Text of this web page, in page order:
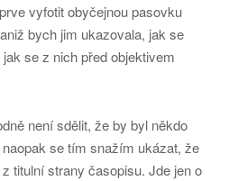
vyfotit obyčejnou pasovku
bych jim ukazovala, jak se
se z nich před objektivem
není sdělit, že by byl někdo
se tím snažím ukázat, že
titulní strany časopisu. Jde jen o